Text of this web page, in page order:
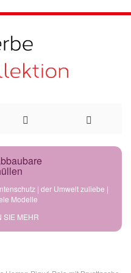
| der Umwelt zuliebe |
Modelle
SIE MEHR